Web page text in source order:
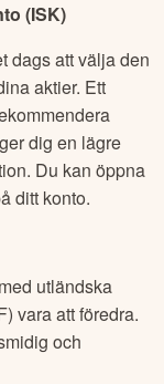
(ISK)
dags att välja den
aktier. Ett
dig en lägre
Du kan öppna
ditt konto.
utländska
vara att föredra.
och